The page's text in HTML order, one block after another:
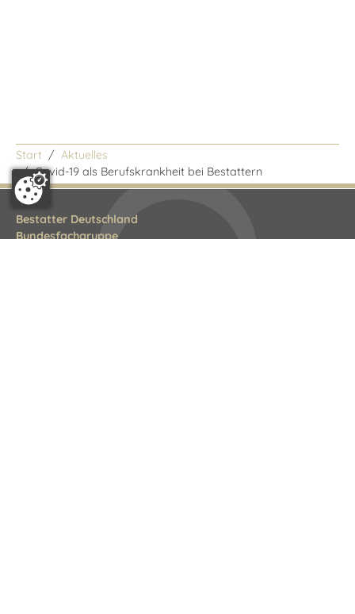
Start
Aktuelles
/Covid-19 als Berufskrankheit bei Bestattern
Bestatter Deutschland
Bundesfachgruppe